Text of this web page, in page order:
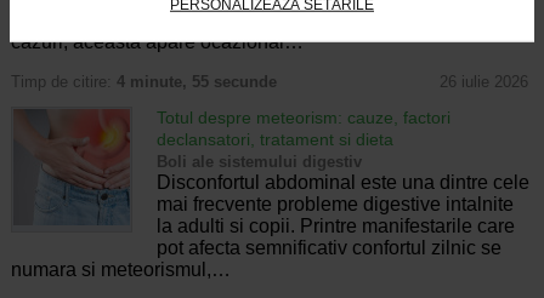
PERSONALIZEAZĂ SETĂRILE
cazuri, aceasta apare ocazional…
Timp de citire: 4 minute, 55 secunde 26 iulie 2026
Totul despre meteorism: cauze, factori
declansatori, tratament si dieta
Boli ale sistemului digestiv
Disconfortul abdominal este una dintre cele
mai frecvente probleme digestive intalnite
la adulti si copii. Printre manifestarile care
pot afecta semnificativ confortul zilnic se
numara si meteorismul,…